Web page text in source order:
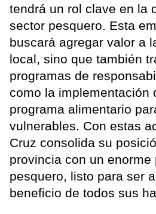
tendrá un rol clave en la
sector pesquero. Esta
buscará agregar valor a
local, sino que también
programas de
como la implementación
programa alimentario
vulnerables. Con estas
Cruz consolida su
provincia con un enorme
pesquero, listo para ser
beneficio de todos sus